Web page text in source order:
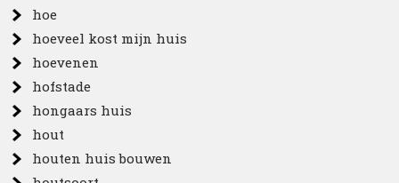
hoe
hoeveel kost mijn huis
hoevenen
hofstade
hongaars huis
hout
houten huis bouwen